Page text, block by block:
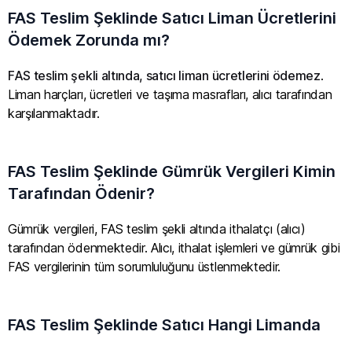
FAS Teslim Şeklinde Satıcı Liman Ücretlerini
Ödemek Zorunda mı?
FAS teslim şekli altında, satıcı liman ücretlerini ödemez.
Liman harçları, ücretleri ve taşıma masrafları, alıcı tarafından
karşılanmaktadır.
FAS Teslim Şeklinde Gümrük Vergileri Kimin
Tarafından Ödenir?
Gümrük vergileri, FAS teslim şekli altında ithalatçı (alıcı)
tarafından ödenmektedir. Alıcı, ithalat işlemleri ve gümrük gibi
FAS vergilerinin tüm sorumluluğunu üstlenmektedir.
FAS Teslim Şeklinde Satıcı Hangi Limanda